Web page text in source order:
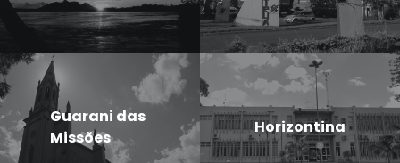
Guarani das
Missões
Horizontina